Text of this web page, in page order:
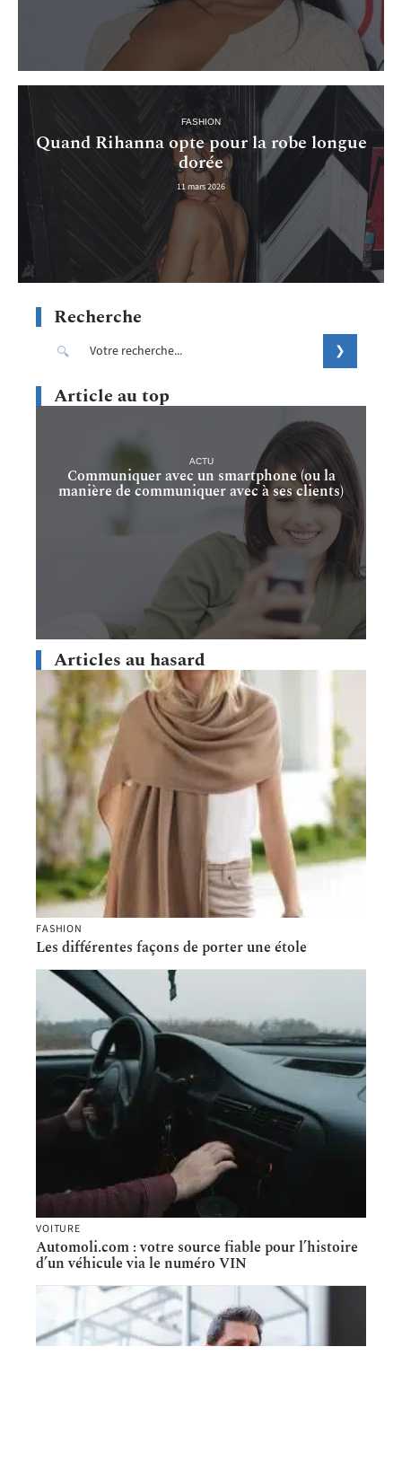
FASHION
Quand Rihanna opte pour la robe longue
dorée
11 mars 2026
Recherche
Article au top
ACTU
Communiquer avec un smartphone (ou la
manière de communiquer avec à ses clients)
Articles au hasard
FASHION
Les différentes façons de porter une étole
VOITURE
Automoli.com : votre source fiable pour l’histoire
d’un véhicule via le numéro VIN